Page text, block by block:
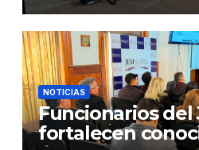
Integridad
NOTICIAS
Funcionarios del
fortalecen